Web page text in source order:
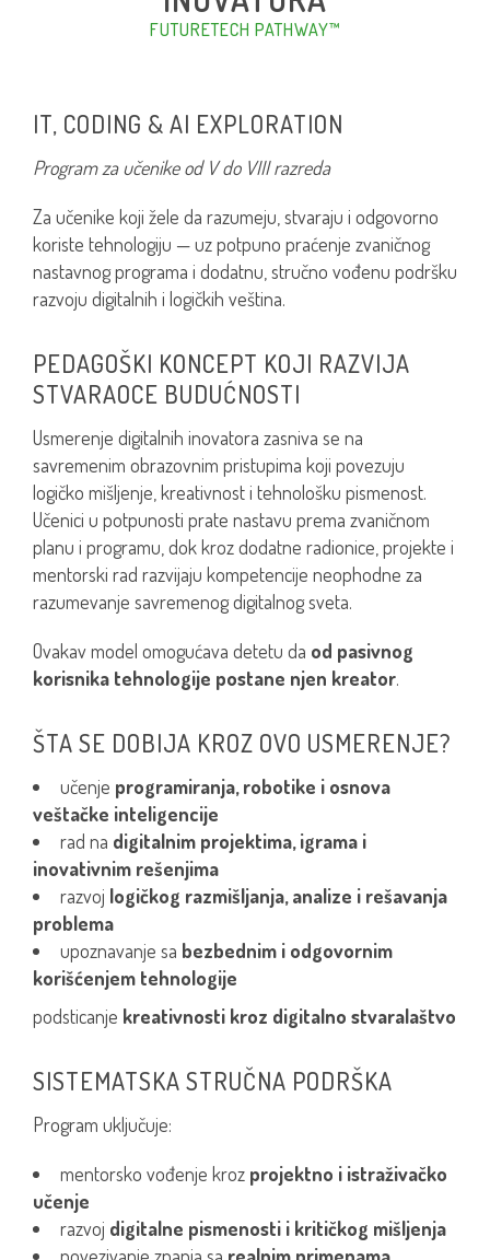
FUTURETECH PATHWAY™
IT, CODING & AI EXPLORATION
Program za učenike od V do VIII razreda
Za učenike koji žele da razumeju, stvaraju i odgovorno
koriste tehnologiju — uz potpuno praćenje zvaničnog
nastavnog programa i dodatnu, stručno vođenu podršku
razvoju digitalnih i logičkih veština.
PEDAGOŠKI KONCEPT KOJI RAZVIJA
STVARAOCE BUDUĆNOSTI
Usmerenje digitalnih inovatora zasniva se na
savremenim obrazovnim pristupima koji povezuju
logičko mišljenje, kreativnost i tehnološku pismenost.
Učenici u potpunosti prate nastavu prema zvaničnom
planu i programu, dok kroz dodatne radionice, projekte i
mentorski rad razvijaju kompetencije neophodne za
razumevanje savremenog digitalnog sveta.
Ovakav model omogućava detetu da od pasivnog
korisnika tehnologije postane njen kreator.
ŠTA SE DOBIJA KROZ OVO USMERENJE?
učenje programiranja, robotike i osnova
veštačke inteligencije
rad na digitalnim projektima, igrama i
inovativnim rešenjima
razvoj logičkog razmišljanja, analize i rešavanja
problema
upoznavanje sa bezbednim i odgovornim
korišćenjem tehnologije
podsticanje kreativnosti kroz digitalno stvaralaštvo
SISTEMATSKA STRUČNA PODRŠKA
Program uključuje:
mentorsko vođenje kroz projektno i istraživačko
učenje
razvoj digitalne pismenosti i kritičkog mišljenja